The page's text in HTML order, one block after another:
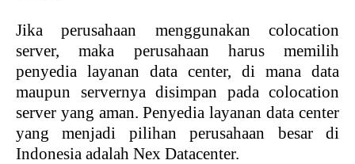
Jika perusahaan menggunakan colocation
server, maka perusahaan harus memilih
penyedia layanan data center, di mana data
maupun servernya disimpan pada colocation
server yang aman. Penyedia layanan data center
yang menjadi pilihan perusahaan besar di
Indonesia adalah Nex Datacenter.